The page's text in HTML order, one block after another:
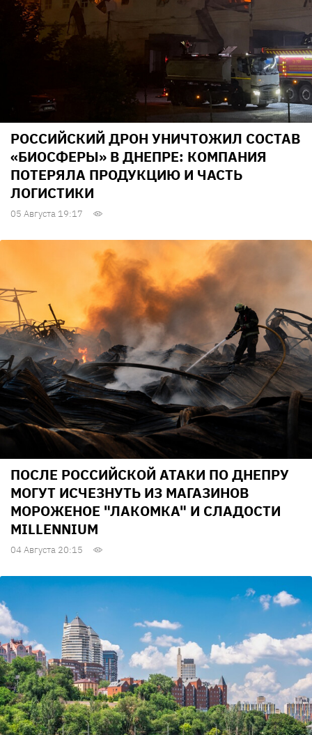
РОССИЙСКИЙ ДРОН УНИЧТОЖИЛ СОСТАВ
«БИОСФЕРЫ» В ДНЕПРЕ: КОМПАНИЯ
ПОТЕРЯЛА ПРОДУКЦИЮ И ЧАСТЬ
ЛОГИСТИКИ
05 Августа 19:17
ПОСЛЕ РОССИЙСКОЙ АТАКИ ПО ДНЕПРУ
МОГУТ ИСЧЕЗНУТЬ ИЗ МАГАЗИНОВ
МОРОЖЕНОЕ "ЛАКОМКА" И СЛАДОСТИ
MILLENNIUM
04 Августа 20:15